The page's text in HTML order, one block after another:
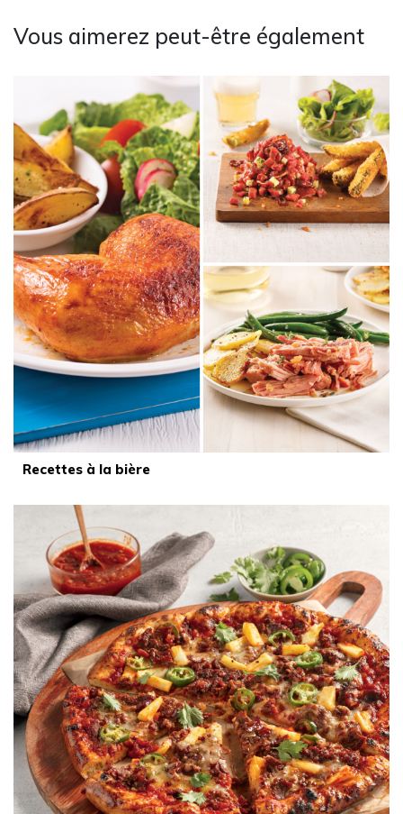
Vous aimerez peut-être également
Recettes à la bière